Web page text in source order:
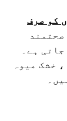
کو صرف
صحتمند
جاتی ہے۔
خشک میوہ